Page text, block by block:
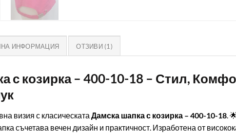
ИНФОРМАЦИЯ ОТЗИВИ (1)
с козирка – 400-10-18 – Стил,
визия с класическата Дамска шапка с козирка – 400-10-18.
съчетава вечен дизайн и практичност. Изработена от